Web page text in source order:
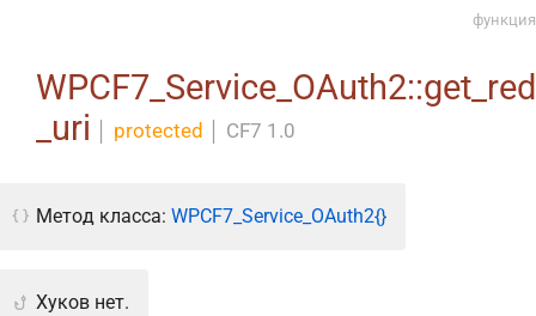
_uri
protected CF7 1.0
Метод класса: WPCF7_Service_OAuth2{}
Хуков нет.